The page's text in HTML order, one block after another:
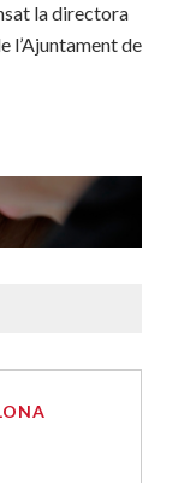
la directora
l’Ajuntament de